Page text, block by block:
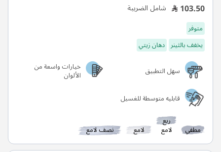
103.50 شامل الضريبة
متوفر
يخفف بالثينر دهان زيتي
سهل التطبيق
خيارات واسعة من
الألوان
قابليه متوسطة للغسيل
مطفي
ربع
لامع لامع نصف لامع